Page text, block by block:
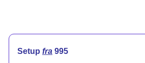
Setup fra 995